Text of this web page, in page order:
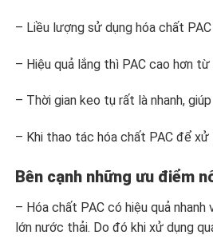
– Liều lượng sử dụng hóa chất
– Hiệu quả lắng thì PAC cao hơn
– Thời gian keo tụ rất là nhanh,
– Khi thao tác hóa chất PAC để
Bên cạnh những ưu điểm
– Hóa chất PAC có hiệu quả
lớn nước thải. Do đó khi xử dụng